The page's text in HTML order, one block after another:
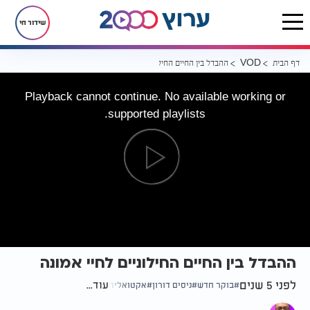
שידור חי
דף הבית VOD ההבדל בין החיים החילוניים לחיי אמונה
Playback cannot continue. No available working or
supported playlists.
ההבדל בין החיים החילוניים לחיי אמונה
לפני 5 שנים בוקר חדש ניסים דורון אקטואליה עוד...